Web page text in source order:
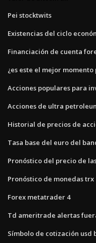
Pei stocktwits
Existencias del ciclo
Financiación de cuenta
¿es este el mejor momento
Acciones populares para
Acciones de ultra
Historial de precios de
Tasa base del euro del
Pronóstico del precio de
Pronóstico de monedas trx
Forex metatrader 4
Td ameritrade alertas
Símbolo de cotización usd